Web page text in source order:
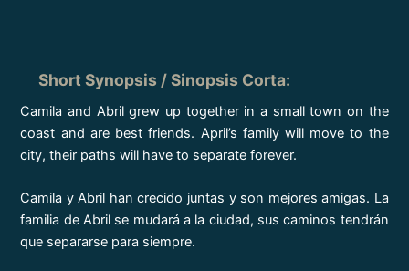
ShortSynopsis / Sinopsis Corta:
Camila and Abril grew up together in a small town on the
coast and are best friends. April’s family will move to the
city, their paths will have to separate forever.
Camila y Abril han crecido juntas y son mejores amigas. La
familia de Abril se mudará a la ciudad, sus caminos tendrán
que separarse para siempre.